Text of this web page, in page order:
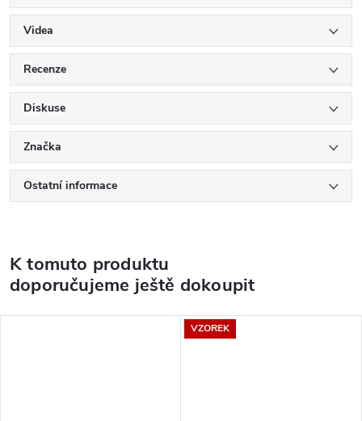
Videa
Recenze
Diskuse
Značka
Ostatní informace
K tomuto produktu
doporučujeme ještě dokoupit
VZOREK